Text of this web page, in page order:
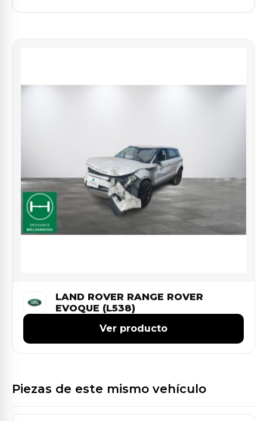
LAND ROVER RANGE ROVER
EVOQUE (L538)
Ver producto
Piezas de este mismo vehículo